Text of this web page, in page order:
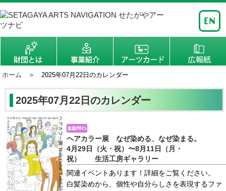
ホーム ＞ 2025年07月22日のカレンダー
2025年07月22日のカレンダー
ヘアカラー展 なぜ染める、なぜ染まる。
4月29日（火・祝）〜8月11日（月・
祝） 生活工房ギャラリー
関連イベントあります！詳細をご覧ください。
白髪染めから、個性や自分らしさを表現するファ